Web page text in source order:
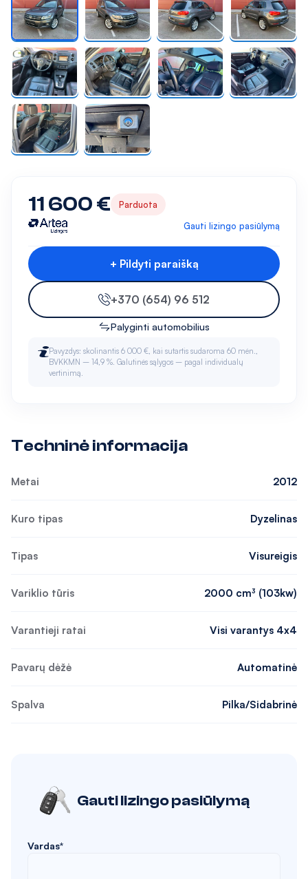
11 600 €
Parduota
Gauti lizingo pasiūlymą
+ Pildyti paraišką
+370 (654) 96 512
Palyginti automobilius
Pavyzdys: skolinantis 6 000 €, kai sutartis sudaroma 60 mėn.,
BVKKMN – 14,9 %. Galutinės sąlygos – pagal individualų
vertinimą.
Techninė informacija
Metai 2012
Kuro tipas Dyzelinas
Tipas Visureigis
Variklio tūris 2000 cm³ (103kw)
Varantieji ratai Visi varantys 4x4
Pavarų dėžė Automatinė
Spalva Pilka/Sidabrinė
Gauti lizingo pasiūlymą
Vardas*